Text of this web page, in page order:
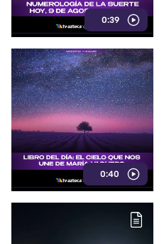
0:39
0:40